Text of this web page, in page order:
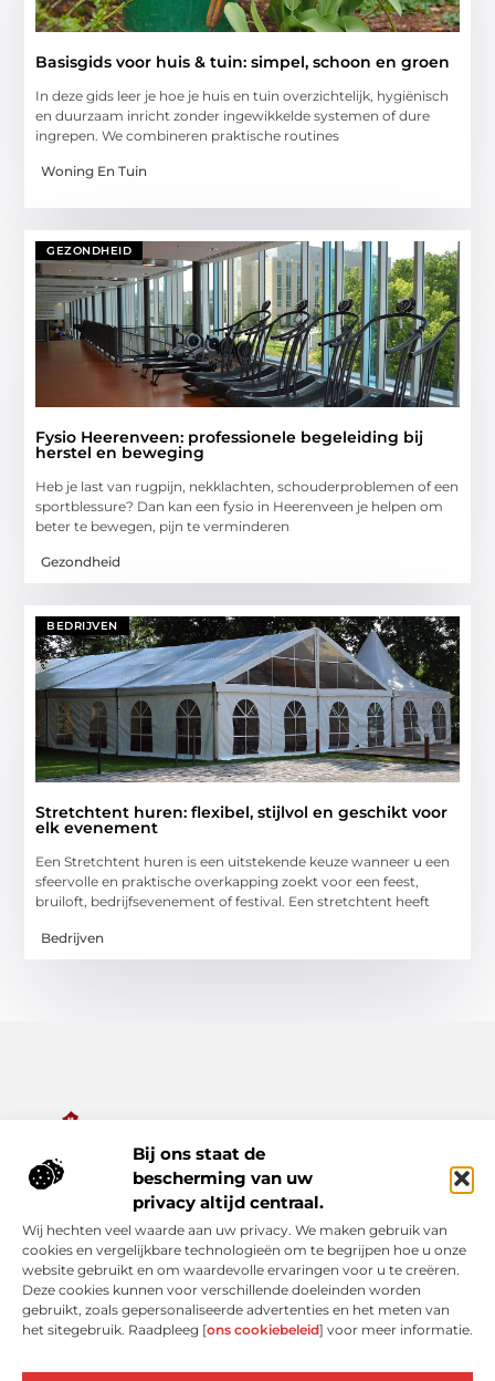
Bij ons staat de
bescherming van uw
privacy altijd centraal.
Wij hechten veel waarde aan uw privacy. We maken gebruik van
cookies en vergelijkbare technologieën om te begrijpen hoe u onze
website gebruikt en om waardevolle ervaringen voor u te creëren.
Deze cookies kunnen voor verschillende doeleinden worden
gebruikt, zoals gepersonaliseerde advertenties en het meten van
het sitegebruik. Raadpleeg [ons cookiebeleid] voor meer informatie.
Basisgids voor huis & tuin: simpel, schoon en groen
In deze gids leer je hoe je huis en tuin overzichtelijk, hygiënisch
en duurzaam inricht zonder ingewikkelde systemen of dure
ingrepen. We combineren praktische routines
Woning En Tuin
GEZONDHEID
Fysio Heerenveen: professionele begeleiding bij
herstel en beweging
Heb je last van rugpijn, nekklachten, schouderproblemen of een
sportblessure? Dan kan een fysio in Heerenveen je helpen om
beter te bewegen, pijn te verminderen
Gezondheid
BEDRIJVEN
Stretchtent huren: flexibel, stijlvol en geschikt voor
elk evenement
Een Stretchtent huren is een uitstekende keuze wanneer u een
sfeervolle en praktische overkapping zoekt voor een feest,
bruiloft, bedrijfsevenement of festival. Een stretchtent heeft
Bedrijven
Alles wat je nodig hebt voor een rijker dagelijks leven.
Ontdek een diverse verzameling van blogs en artikelen die je
inspireren, informeren en verrijken – van praktische tips tot
bijzondere verhalen.
Bericht categorie
Onze informatie